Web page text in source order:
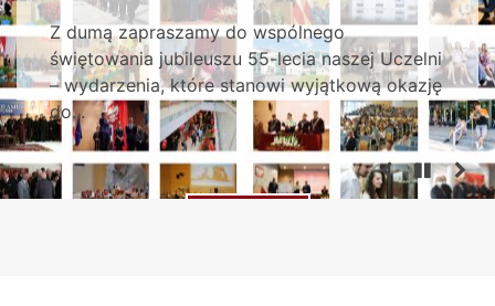
Z dumą zapraszamy do wspólnego
świętowania jubileuszu 55-lecia naszej Uczelni
– wydarzenia, które stanowi wyjątkową okazję
do...